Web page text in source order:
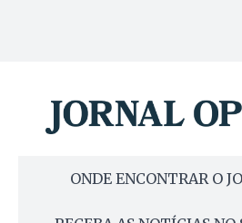
ONDE ENCONTRAR O